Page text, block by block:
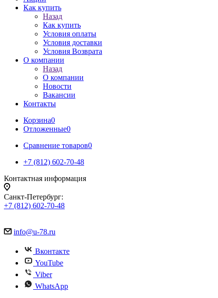
Как купить
Назад
Как купить
Условия оплаты
Условия доставки
Условия Возврата
О компании
Назад
О компании
Новости
Вакансии
Контакты
Корзина0
Отложенные0
Сравнение товаров0
+7 (812) 602-70-48
Контактная информация
Санкт-Петербург:
+7 (812) 602-70-48
info@u-78.ru
Вконтакте
YouTube
Viber
WhatsApp